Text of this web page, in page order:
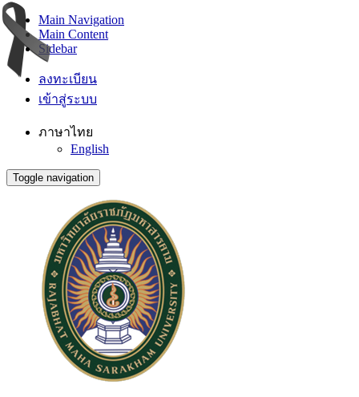
Main Navigation
Main Content
Sidebar
ลงทะเบียน
เข้าสู่ระบบ
ภาษาไทย
English
Toggle navigation